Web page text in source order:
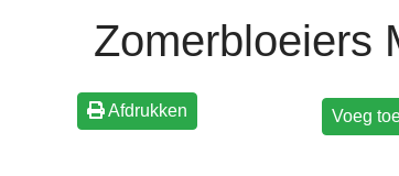
Zomerbloeiers
Afdrukken